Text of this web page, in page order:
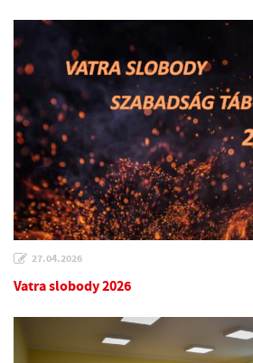
27.04.2026
Vatra slobody 2026